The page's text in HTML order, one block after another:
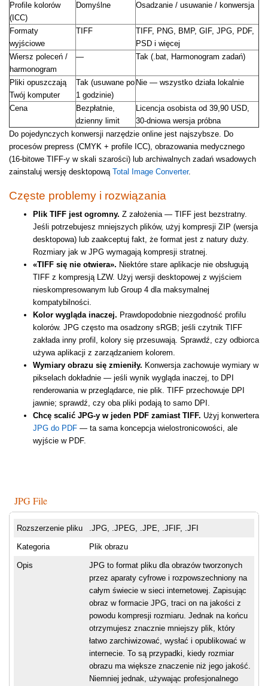
Profile kolorów
(ICC)
Domyślne Osadzanie / usuwanie / konwersja
Formaty
wyjściowe
TIFF
TIFF, PNG, BMP, GIF, JPG, PDF,
PSD i więcej
Wiersz poleceń /
harmonogram
— Tak (.bat, Harmonogram zadań)
Pliki opuszczają
Twój komputer
Tak (usuwane po
1 godzinie)
Nie — wszystko działa lokalnie
Cena
Bezpłatnie,
dzienny limit
Licencja osobista od 39,90 USD,
30-dniowa wersja próbna
Do pojedynczych konwersji narzędzie online jest najszybsze. Do
procesów prepress (CMYK + profile ICC), obrazowania medycznego
(16-bitowe TIFF-y w skali szarości) lub archiwalnych zadań wsadowych
zainstaluj wersję desktopową Total Image Converter.
Częste problemy i rozwiązania
Plik TIFF jest ogromny. Z założenia — TIFF jest bezstratny.
Jeśli potrzebujesz mniejszych plików, użyj kompresji ZIP (wersja
desktopowa) lub zaakceptuj fakt, że format jest z natury duży.
Rozmiary jak w JPG wymagają kompresji stratnej.
«TIFF się nie otwiera». Niektóre stare aplikacje nie obsługują
TIFF z kompresją LZW. Użyj wersji desktopowej z wyjściem
nieskompresowanym lub Group 4 dla maksymalnej
kompatybilności.
Kolor wygląda inaczej. Prawdopodobnie niezgodność profilu
kolorów. JPG często ma osadzony sRGB; jeśli czytnik TIFF
zakłada inny profil, kolory się przesuwają. Sprawdź, czy odbiorca
używa aplikacji z zarządzaniem kolorem.
Wymiary obrazu się zmieniły. Konwersja zachowuje wymiary w
pikselach dokładnie — jeśli wynik wygląda inaczej, to DPI
renderowania w przeglądarce, nie plik. TIFF przechowuje DPI
jawnie; sprawdź, czy oba pliki podają to samo DPI.
Chcę scalić JPG-y w jeden PDF zamiast TIFF. Użyj konwertera
JPG do PDF — ta sama koncepcja wielostronicowości, ale
wyjście w PDF.
JPG File
Rozszerzenie pliku .JPG, .JPEG, .JPE, .JFIF, .JFI
Kategoria Plik obrazu
Opis
JPG to format pliku dla obrazów tworzonych
przez aparaty cyfrowe i rozpowszechniony na
całym świecie w sieci internetowej. Zapisując
obraz w formacie JPG, traci on na jakości z
powodu kompresji rozmiaru. Jednak na końcu
otrzymujesz znacznie mniejszy plik, który
łatwo zarchiwizować, wysłać i opublikować w
internecie. To są przypadki, kiedy rozmiar
obrazu ma większe znaczenie niż jego jakość.
Niemniej jednak, używając profesjonalnego